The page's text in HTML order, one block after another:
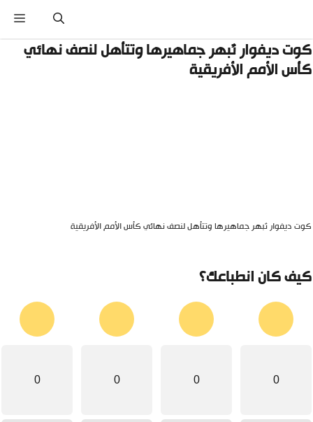
ديفوار تُبهر جماهيرها وتتأهل لنصف نهائي
الأمم الأفريقية
ديفوار تُبهر جماهيرها وتتأهل لنصف نهائي كأس الأمم الأفريقية
كان انطباعك؟
0
0
0
0